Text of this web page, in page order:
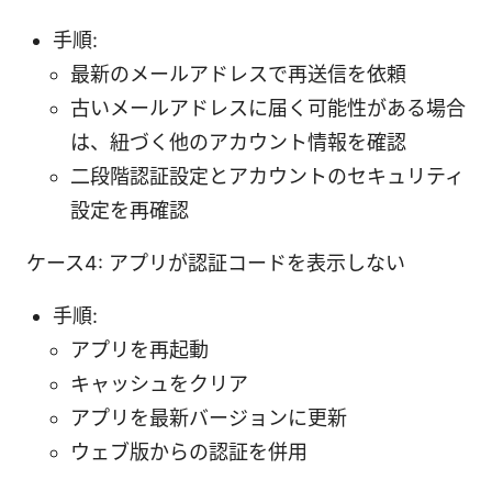
手順:
最新のメールアドレスで再送信を依頼
古いメールアドレスに届く可能性がある場合
は、紐づく他のアカウント情報を確認
二段階認証設定とアカウントのセキュリティ
設定を再確認
ケース4: アプリが認証コードを表示しない
手順:
アプリを再起動
キャッシュをクリア
アプリを最新バージョンに更新
ウェブ版からの認証を併用